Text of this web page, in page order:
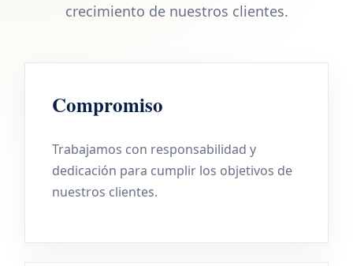
crecimiento de nuestros clientes.
Compromiso
Trabajamos con responsabilidad y
dedicación para cumplir los objetivos de
nuestros clientes.